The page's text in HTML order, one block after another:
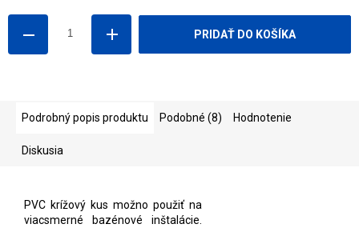
PRIDAŤ DO KOŠÍKA
Podrobný popis produktu Podobné (8) Hodnotenie
Diskusia
PVC krížový kus možno použiť na
viacsmerné bazénové inštalácie.